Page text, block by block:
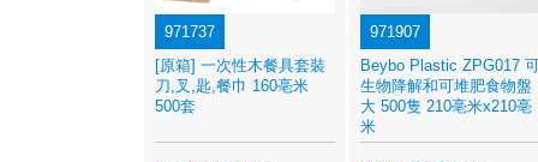
971737
[原箱] 一次性木餐具套裝
刀,叉,匙,餐巾 160亳米
500套
971907
Beybo Plastic ZPG017
生物降解和可堆肥食物盤
大 500隻 210亳米x210亳
米